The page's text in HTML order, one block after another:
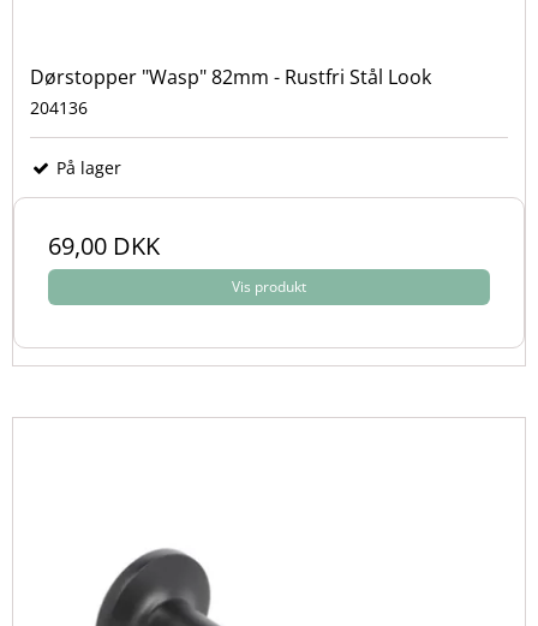
Dørstopper "Wasp" 82mm - Rustfri Stål Look
204136
På lager
69,00 DKK
Vis produkt